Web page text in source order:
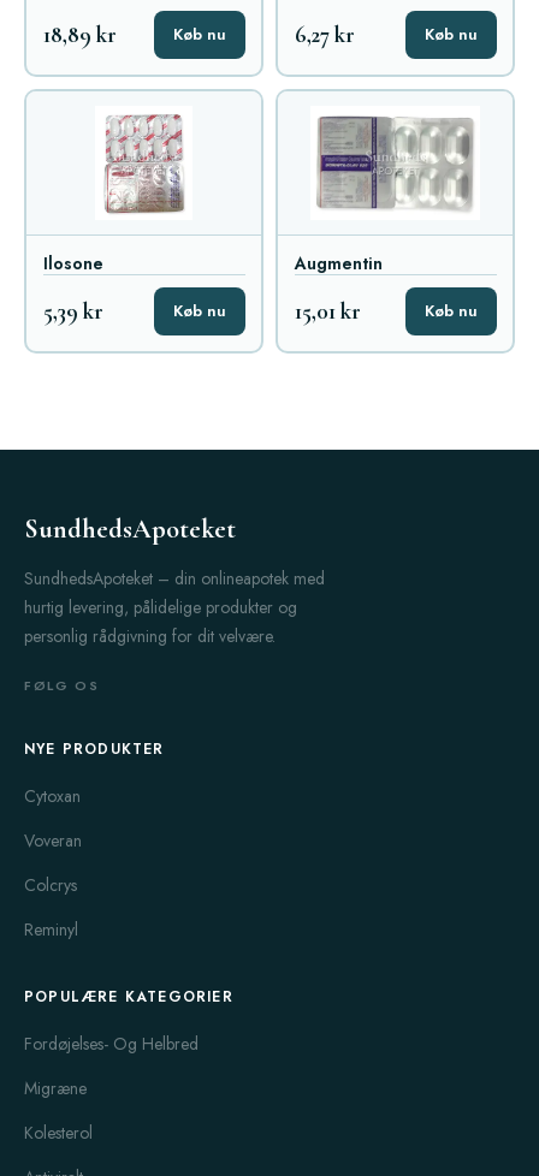
18,89 kr Køb nu 6,27 kr Køb nu
Ilosone
5,39 kr Køb nu
Augmentin
15,01 kr Køb nu
SundhedsApoteket
SundhedsApoteket – din onlineapotek med
hurtig levering, pålidelige produkter og
personlig rådgivning for dit velvære.
FØLG OS
NYE PRODUKTER
Cytoxan
Voveran
Colcrys
Reminyl
POPULÆRE KATEGORIER
Fordøjelses- Og Helbred
Migræne
Kolesterol